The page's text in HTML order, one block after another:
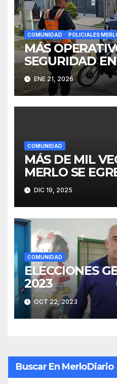
COMUNIDAD POLICIALES
MÁS
SEGURIDAD
ENE 21, 2026
COMUNIDAD
MÁS DE MIL
MERLO SE
FINES
DIC 19, 2025
COMUNIDAD
ELECCIONES
2023
OCT 22, 2023
Buscar En MerloDiario